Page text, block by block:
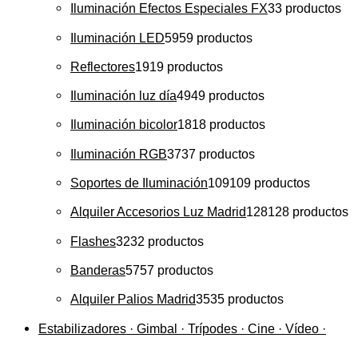
Iluminación Efectos Especiales FX33 productos
Iluminación LED5959 productos
Reflectores1919 productos
Iluminación luz día4949 productos
Iluminación bicolor1818 productos
Iluminación RGB3737 productos
Soportes de Iluminación109109 productos
Alquiler Accesorios Luz Madrid128128 productos
Flashes3232 productos
Banderas5757 productos
Alquiler Palios Madrid3535 productos
Estabilizadores · Gimbal · Trípodes · Cine · Vídeo ·